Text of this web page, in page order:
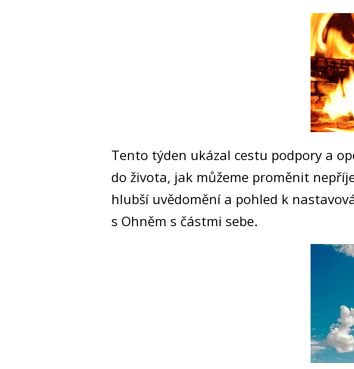
Tento týden ukázal cestu podpory a
do života, jak můžeme proměnit
hlubší uvědomění a pohled k
s Ohněm s částmi sebe.